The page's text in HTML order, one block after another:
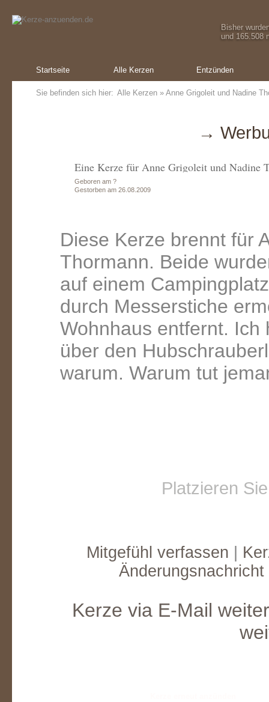
Bisher
und 165.508
Startseite Alle Kerzen Entzünden
Sie befinden sich hier: Alle Kerzen » Anne Grigoleit und Nadine
→
Eine Kerze für Anne Grigoleit und Nadine
Geboren am ?
Gestorben am 26.08.2009
Diese Kerze brennt für
Thormann. Beide
auf einem
durch Messerstiche
Wohnhaus entfernt.
über den
warum. Warum tut
Platzieren
Mitgefühl verfassen
Kerze via E-Mail